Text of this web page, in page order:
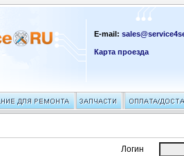
E-mail:
Карта проезда
Логин